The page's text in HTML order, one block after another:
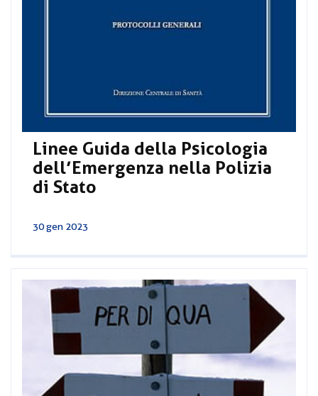
Linee Guida della Psicologia
dell’Emergenza nella Polizia
di Stato
30 gen 2023